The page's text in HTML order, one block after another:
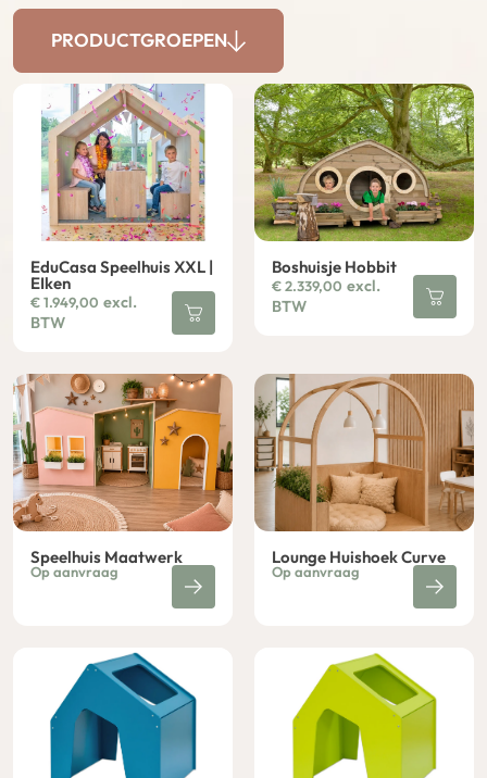
PRODUCTGROEPEN
EduCasa Speelhuis XXL |
EIken
€1.949,00 excl.
BTW
Boshuisje Hobbit
€2.339,00 excl.
BTW
Speelhuis Maatwerk
Op aanvraag
Lounge Huishoek Curve
Op aanvraag